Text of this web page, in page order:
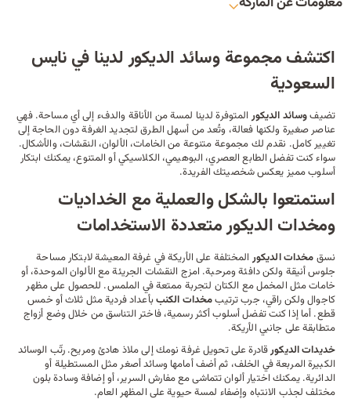
اكتشف مجموعة وسائد الديكور لدينا في نايس
السعودية
تضيفوسائدالديكورالمتوفرة لدينا لمسة من الأناقة والدفء إلى أي مساحة. فهي
عناصر صغيرة ولكنها فعالة، وتُعد من أسهل الطرق لتجديد الغرفة دون الحاجة إلى
تغيير كامل. نقدم لك مجموعة متنوعة من الخامات، الألوان، النقشات، والأشكال.
سواء كنت تفضل الطابع العصري، البوهيمي، الكلاسيكي أو المتنوع، يمكنك ابتكار
أسلوب مميز يعكس شخصيتك الفريدة.
استمتعوا بالشكل والعملية مع الخداديات
ومخدات الديكور متعددة الاستخدامات
نسقمخداتالديكورالمختلفة على الأريكة في غرفة المعيشة لابتكار مساحة
جلوس أنيقة ولكن دافئة ومرحبة. امزج النقشات الجريئة مع الألوان الموحدة، أو
خامات مثل المخمل مع الكتان لتجربة ممتعة في الملمس. للحصول على مظهر
كاجوال ولكن راقي، جرب ترتيبمخدات الكنببأعداد فردية مثل ثلاث أو خمس
قطع. أما إذا كنت تفضل أسلوب أكثر رسمية، فاختر التناسق من خلال وضع أزواج
متطابقة على جانبي الأريكة.
خديدات الديكورقادرة على تحويل غرفة نومك إلى ملاذ هادئ ومريح. رتّب الوسائد
الكبيرة المربعة في الخلف، ثم أضف أمامها وسائد أصغر مثل المستطيلة أو
الدائرية. يمكنك اختيار ألوان تتماشى معمفارش السرير، أو إضافة وسادة بلون
مختلف لجذب الانتباه وإضفاء لمسة حيوية على المظهر العام.